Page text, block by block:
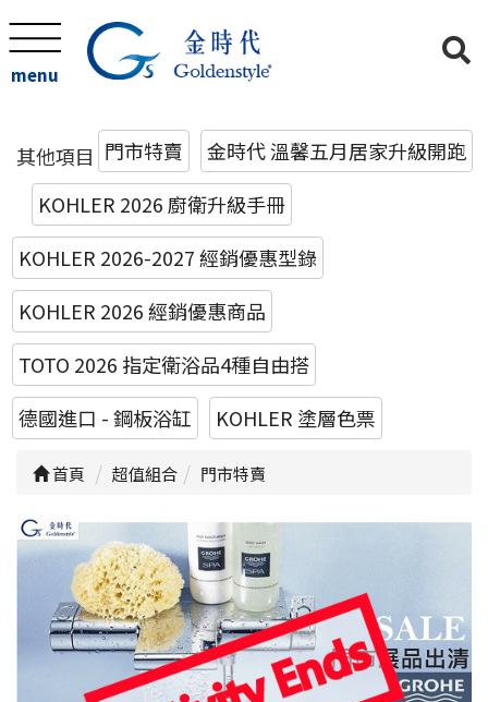
menu
其他項目 門市特賣
金時代 溫馨五月居家升級開跑
KOHLER 2026 廚衛升級手冊
KOHLER 2026-2027 經銷優惠型錄
KOHLER 2026 經銷優惠商品
TOTO 2026 指定衛浴品4種自由搭
德國進口 - 鋼板浴缸
KOHLER 塗層色票
首頁 超值組合 門市特賣